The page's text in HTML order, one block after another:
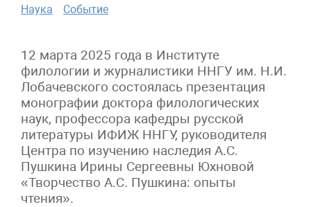
Наука
Событие
12 марта 2025 года в Институте
филологии и журналистики ННГУ им. Н.И.
Лобачевского состоялась презентация
монографии доктора филологических
наук, профессора кафедры русской
литературы ИФИЖ ННГУ, руководителя
Центра по изучению наследия А.С.
Пушкина Ирины Сергеевны Юхновой
«Творчество А.С. Пушкина: опыты
чтения».